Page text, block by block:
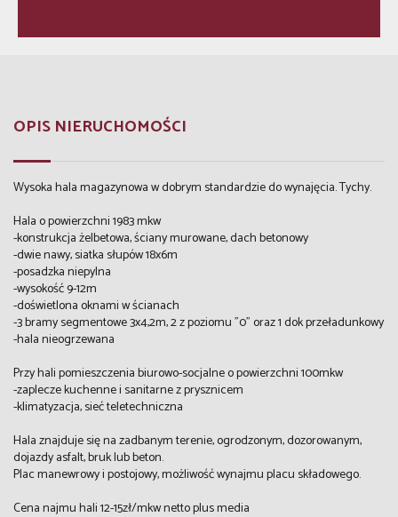
OPIS NIERUCHOMOŚCI
Wysoka hala magazynowa w dobrym standardzie do wynajęcia. Tychy.
Hala o powierzchni 1983 mkw
-konstrukcja żelbetowa, ściany murowane, dach betonowy
-dwie nawy, siatka słupów 18x6m
-posadzka niepylna
-wysokość 9-12m
-doświetlona oknami w ścianach
-3 bramy segmentowe 3x4,2m, 2 z poziomu "0" oraz 1 dok przeładunkowy
-hala nieogrzewana
Przy hali pomieszczenia biurowo-socjalne o powierzchni 100mkw
-zaplecze kuchenne i sanitarne z prysznicem
-klimatyzacja, sieć teletechniczna
Hala znajduje się na zadbanym terenie, ogrodzonym, dozorowanym,
dojazdy asfalt, bruk lub beton.
Plac manewrowy i postojowy, możliwość wynajmu placu składowego.
Cena najmu hali 12-15zł/mkw netto plus media